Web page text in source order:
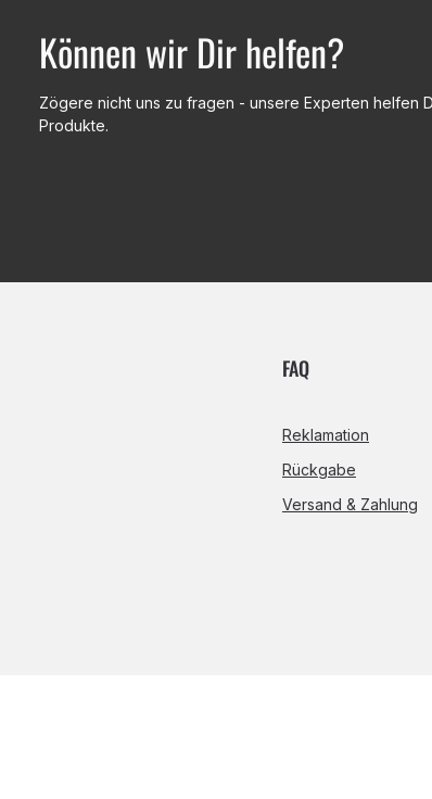
Können wir Dir helfen?
Zögere nicht uns zu fragen - unsere Experten helfen
Produkte.
FAQ
Reklamation
Rückgabe
Versand & Zahlung